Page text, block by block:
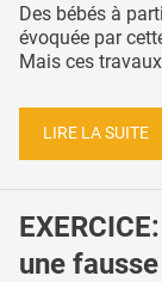
Des bébés à
évoquée par
Mais ces
LIRE LA SUITE
une